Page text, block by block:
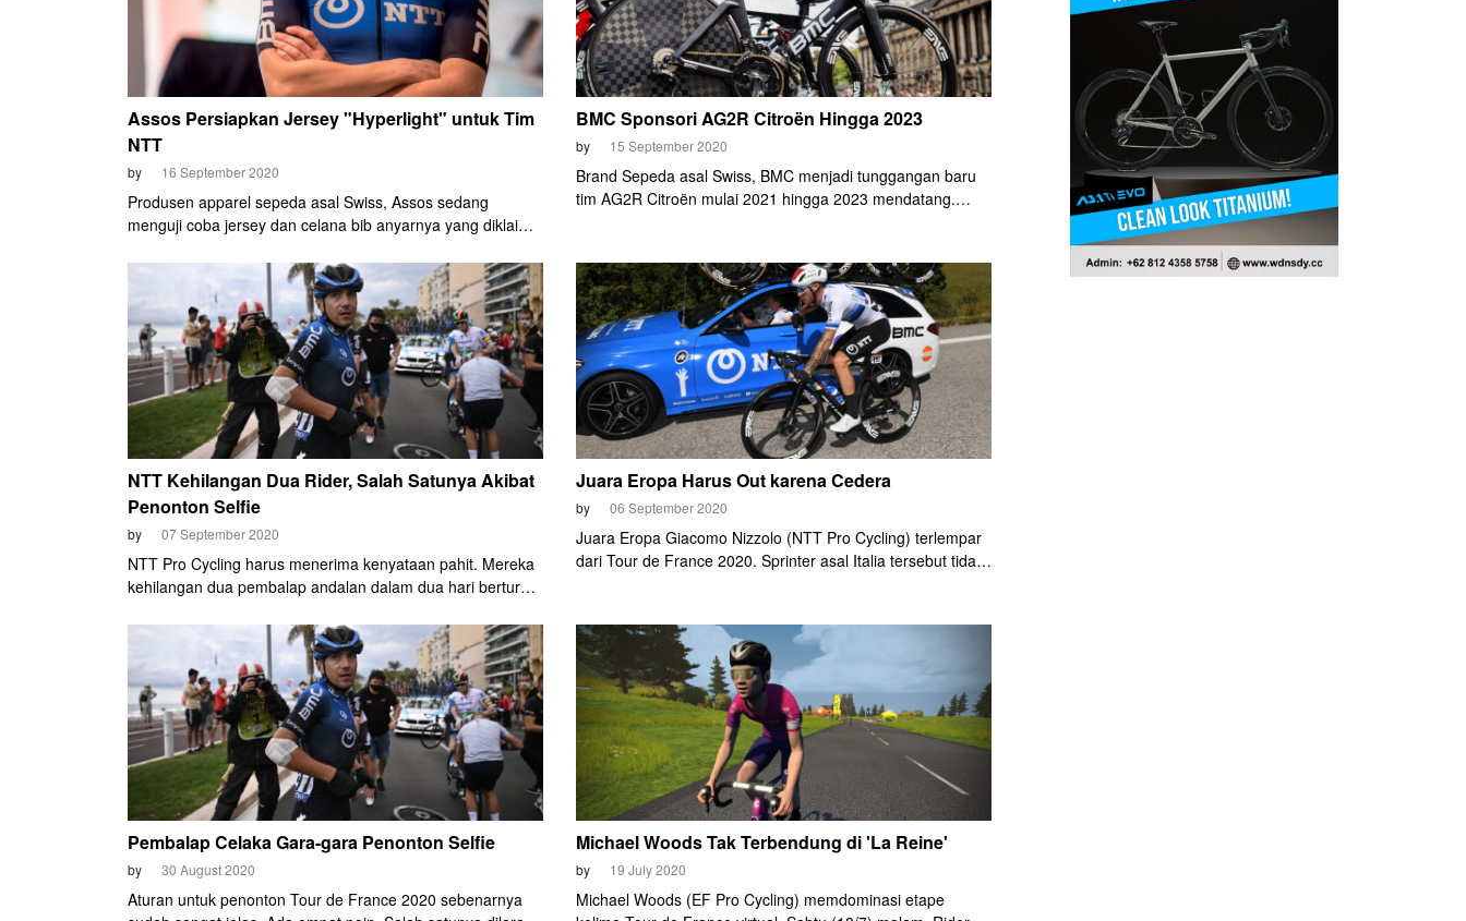
Assos Persiapkan Jersey "Hyperlight" untuk Tim
NTT
by 16 September 2020
Produsen apparel sepeda asal Swiss, Assos sedang
menguji coba jersey dan celana bib anyarnya yang diklaim
bib ini telah dilakukan bersama tim NTT Pro Cyclist pada
rest day kedua Tour de France 2020, Senin (14/9) kemarin.
BMC Sponsori AG2R Citroën Hingga 2023
by 15 September 2020
Brand Sepeda asal Swiss, BMC menjadi tunggangan baru
tim AG2R Citroën mulai 2021 hingga 2023 mendatang.
musim, yaitu 2019 dan 2020.
NTT Kehilangan Dua Rider, Salah Satunya Akibat
Penonton Selfie
by 07 September 2020
NTT Pro Cycling harus menerima kenyataan pahit. Mereka
kehilangan dua pembalap andalan dalam dua hari berturut-
bisa melanjutkan kiprahnya di Tour de France 2020. Ia
menyusul juara Eropa Giacomo Nizzolo yang lebih dulu out
dari TdF 2020.
Juara Eropa Harus Out karena Cedera
by 06 September 2020
Juara Eropa Giacomo Nizzolo (NTT Pro Cycling) terlempar
dari Tour de France 2020. Sprinter asal Italia tersebut tidak
Loudenvielle.
Pembalap Celaka Gara-gara Penonton Selfie
by 30 August 2020
Aturan untuk penonton Tour de France 2020 sebenarnya
Michael Woods Tak Terbendung di 'La Reine'
by 19 July 2020
Michael Woods (EF Pro Cycling) memdominasi etape